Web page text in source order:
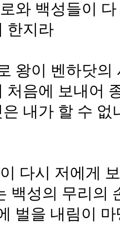
와 백성들이
한지라
왕이 벤하닷
처음에 보내어
내가 할 수
다시 저에게
백성의 무리의
벌을 내림이